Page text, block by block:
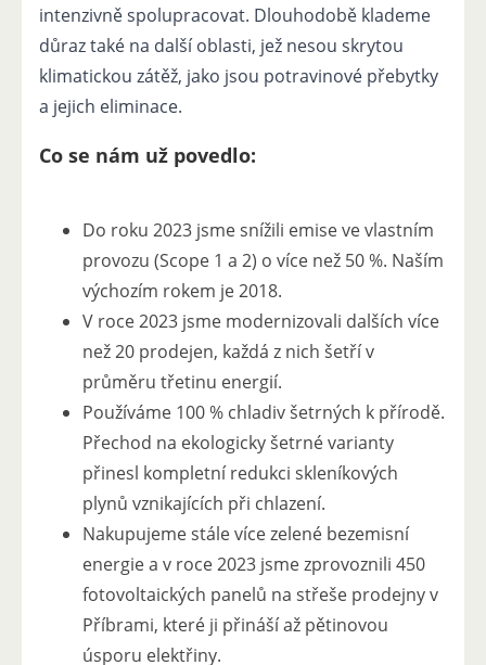
intenzivně spolupracovat. Dlouhodobě klademe
důraz také na další oblasti, jež nesou skrytou
klimatickou zátěž, jako jsou potravinové přebytky
a jejich eliminace.
Co se nám už povedlo:
Do roku 2023 jsme snížili emise ve vlastním
provozu (Scope 1 a 2) o více než 50 %. Naším
výchozím rokem je 2018.
V roce 2023 jsme modernizovali dalších více
než 20 prodejen, každá z nich šetří v
průměru třetinu energií.
Používáme 100 % chladiv šetrných k přírodě.
Přechod na ekologicky šetrné varianty
přinesl kompletní redukci skleníkových
plynů vznikajících při chlazení.
Nakupujeme stále více zelené bezemisní
energie a v roce 2023 jsme zprovoznili 450
fotovoltaických panelů na střeše prodejny v
Příbrami, které ji přináší až pětinovou
úsporu elektřiny.